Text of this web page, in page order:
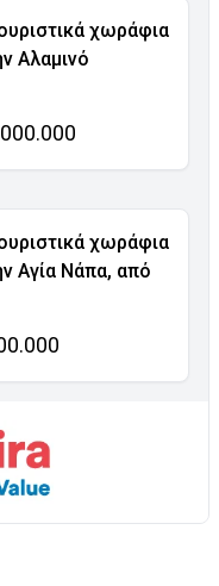
χωράφια
Αλαμινό
χωράφια
Αγία Νάπα, από